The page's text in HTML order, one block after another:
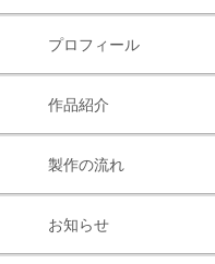
プロフィール
作品紹介
製作の流れ
お知らせ